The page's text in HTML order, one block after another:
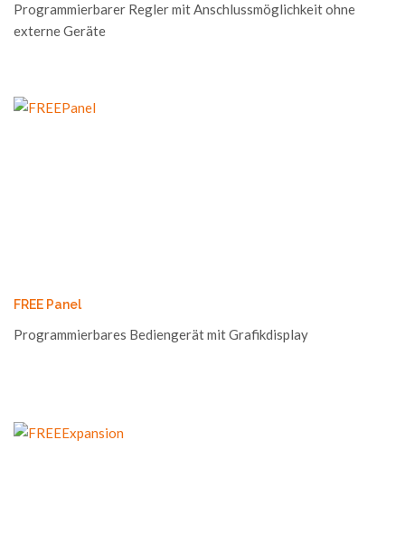
Programmierbarer Regler mit Anschlussmöglichkeit ohne
externe Geräte
FREE Panel
Programmierbares Bediengerät mit Grafikdisplay